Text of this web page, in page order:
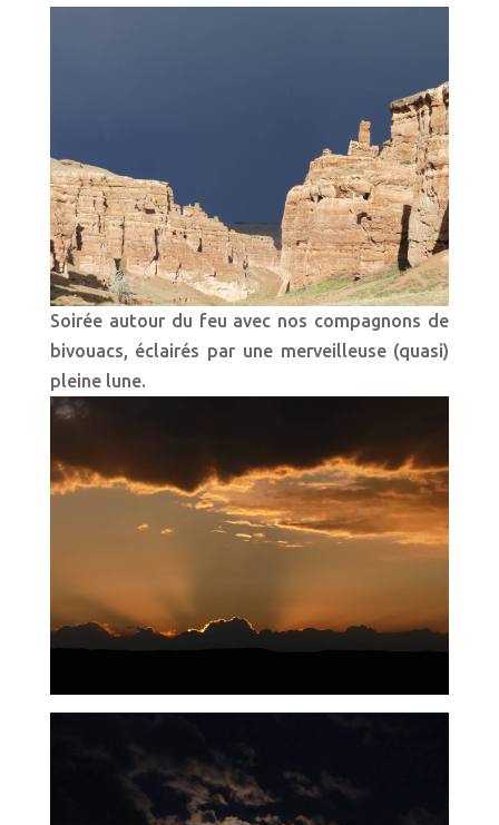
Soirée autour du feu avec nos compagnons de
bivouacs, éclairés par une merveilleuse (quasi)
pleine lune.